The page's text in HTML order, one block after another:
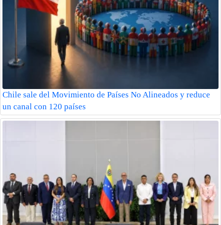
Chile sale del Movimiento de Países No Alineados y reduce
un canal con 120 países